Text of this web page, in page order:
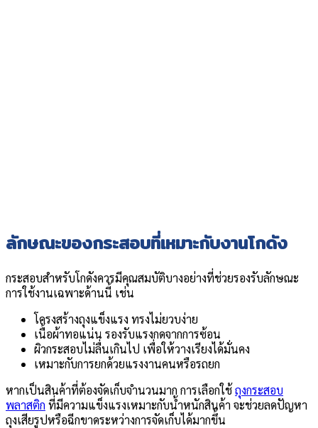
ลักษณะของกระสอบที่เหมาะกับงานโกดัง
กระสอบสำหรับโกดังควรมีคุณสมบัติบางอย่างที่ช่วยรองรับลักษณะ
การใช้งานเฉพาะด้านนี้ เช่น
โครงสร้างถุงแข็งแรง ทรงไม่ยวบง่าย
เนื้อผ้าทอแน่น รองรับแรงกดจากการซ้อน
ผิวกระสอบไม่ลื่นเกินไป เพื่อให้วางเรียงได้มั่นคง
เหมาะกับการยกด้วยแรงงานคนหรือรถยก
หากเป็นสินค้าที่ต้องจัดเก็บจำนวนมาก การเลือกใช้ถุงกระสอบ
พลาสติก ที่มีความแข็งแรงเหมาะกับน้ำหนักสินค้า จะช่วยลดปัญหา
ถุงเสียรูปหรือฉีกขาดระหว่างการจัดเก็บได้มากขึ้น